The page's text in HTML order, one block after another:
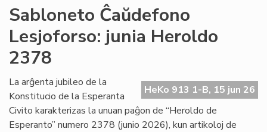
en
Sabloneto Ĉaŭdefono
Lesjoforso: junia Heroldo
2378
HeKo 913 1-B, 15 jun 26
La arĝenta jubileo de la
Konstitucio de la Esperanta
Civito karakterizas la unuan paĝon de “Heroldo de
Esperanto” numero 2378 (junio 2026), kun artikoloj de